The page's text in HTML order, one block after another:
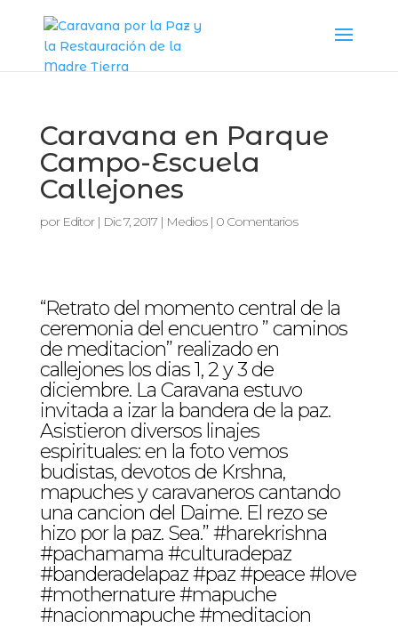
Caravana en Parque
Campo-Escuela
Callejones
por Editor| Dic 7, 2017| Medios| 0 Comentarios
“Retrato del momento central de la
ceremonia del encuentro ” caminos
de meditacion” realizado en
callejones los dias 1, 2 y 3 de
diciembre. La Caravana estuvo
invitada a izar la bandera de la paz.
Asistieron diversos linajes
espirituales: en la foto vemos
budistas, devotos de Krshna,
mapuches y caravaneros cantando
una cancion del Daime. El rezo se
hizo por la paz. Sea.” #harekrishna
#pachamama #culturadepaz
#banderadelapaz #paz #peace #love
#mothernature #mapuche
#nacionmapuche #meditacion